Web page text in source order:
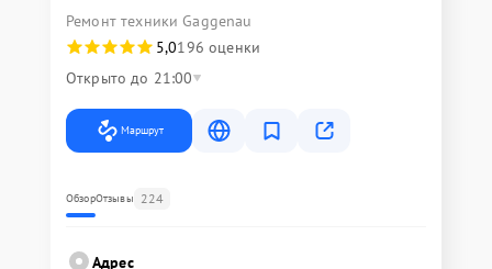
Ремонт техники Gaggenau
5,0196 оценки
Открыто до 21:00
Маршрут
ОбзорОтзывы 224
Адрес